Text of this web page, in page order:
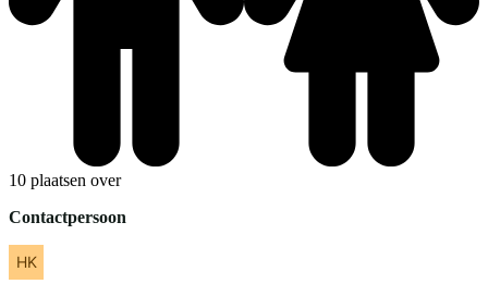
10 plaatsen over
Contactpersoon